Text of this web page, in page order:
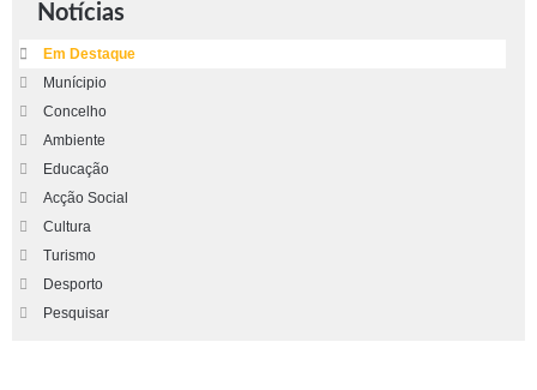
Notícias
Em Destaque
Munícipio
Concelho
Ambiente
Educação
Acção Social
Cultura
Turismo
Desporto
Pesquisar